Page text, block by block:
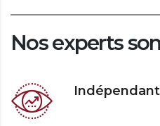
Nos experts